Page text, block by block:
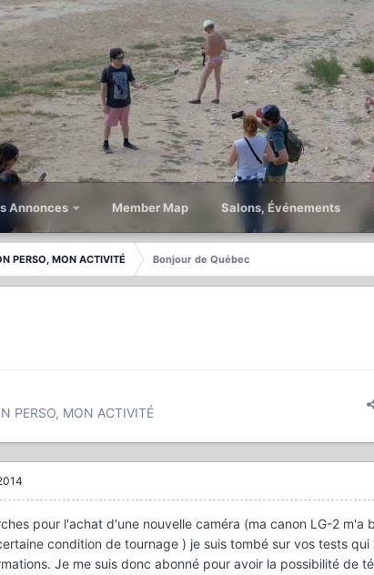
Annonces Member Map Salons, Événements
PERSO, MON ACTIVITÉ Bonjour de Québec
PERSO, MON ACTIVITÉ
pour l'achat d'une nouvelle caméra (ma canon LG-2 m'a
condition de tournage ) je suis tombé sur vos tests
Je me suis donc abonné pour avoir la possibilité de